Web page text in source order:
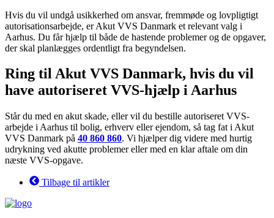
Hvis du vil undgå usikkerhed om ansvar, fremmøde og lovpligtigt
autorisationsarbejde, er Akut VVS Danmark et relevant valg i
Aarhus. Du får hjælp til både de hastende problemer og de opgaver,
der skal planlægges ordentligt fra begyndelsen.
Ring til Akut VVS Danmark, hvis du vil
have autoriseret VVS-hjælp i Aarhus
Står du med en akut skade, eller vil du bestille autoriseret VVS-
arbejde i Aarhus til bolig, erhverv eller ejendom, så tag fat i Akut
VVS Danmark på 40 860 860. Vi hjælper dig videre med hurtig
udrykning ved akutte problemer eller med en klar aftale om din
næste VVS-opgave.
Tilbage til artikler